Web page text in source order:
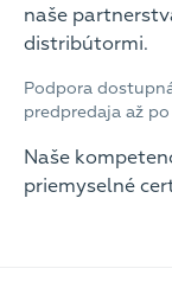
naše
distribútormi.
Podpora
predpredaja až
Naše
priemyselné